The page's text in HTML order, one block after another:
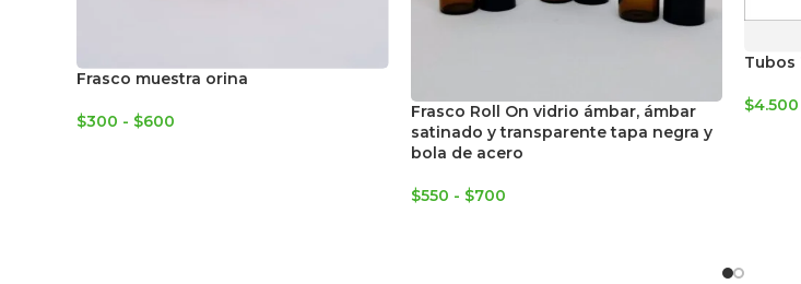
Frasco muestra orina
$300 - $600
Frasco Roll On vidrio ámbar, ámbar
satinado y transparente tapa negra y
bola de acero
$550 - $700
Tubos
$4.500